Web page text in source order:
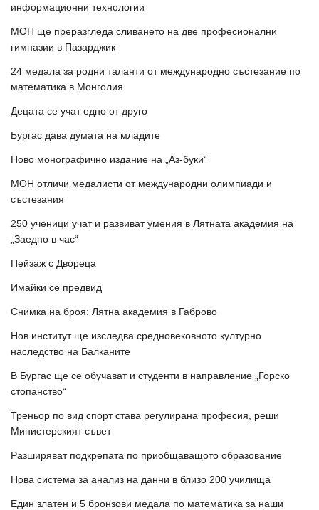
информационни технологии
МОН ще преразгледа сливането на две професионални
гимназии в Пазарджик
24 медала за родни таланти от международно състезание по
математика в Монголия
Децата се учат едно от друго
Бургас дава думата на младите
Ново монографично издание на „Аз-буки“
МОН отличи медалисти от международни олимпиади и
състезания
250 ученици учат и развиват умения в Лятната академия на
„Заедно в час“
Пейзаж с Двореца
Имайки се предвид
Снимка на броя: Лятна академия в Габрово
Нов институт ще изследва средновековното културно
наследство на Балканите
В Бургас ще се обучават и студенти в направление „Горско
стопанство“
Треньор по вид спорт става регулирана професия, реши
Министерският съвет
Разширяват подкрепата по приобщаващото образование
Нова система за анализ на данни в близо 200 училища
Един златен и 5 бронзови медала по математика за наши